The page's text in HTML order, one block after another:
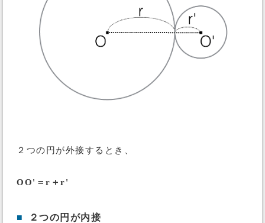
２つの円が外接するとき、
OO'＝r＋r'
■ ２つの円が内接